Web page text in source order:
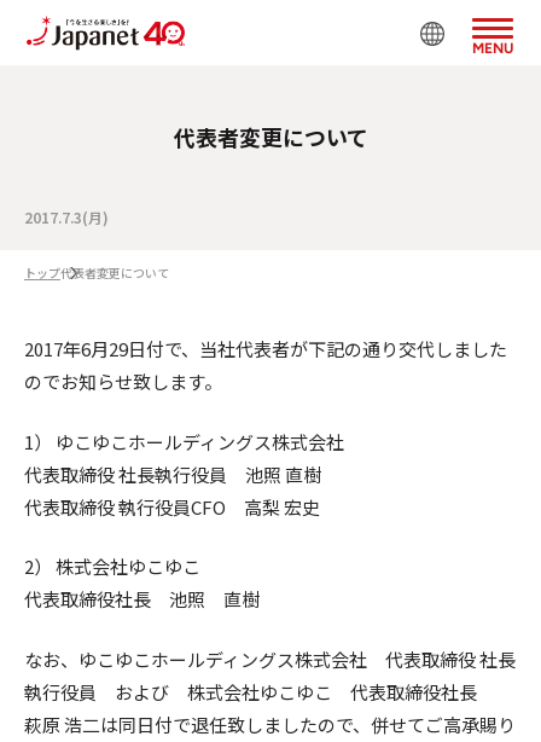
MENU
代表者変更について
2017.7.3(月)
トップ代表者変更について
2017年6月29日付で、当社代表者が下記の通り交代しました
のでお知らせ致します。
1） ゆこゆこホールディングス株式会社
代表取締役 社長執行役員 池照 直樹
代表取締役 執行役員CFO 高梨 宏史
2） 株式会社ゆこゆこ
代表取締役社長 池照 直樹
なお、ゆこゆこホールディングス株式会社 代表取締役 社長
執行役員 および 株式会社ゆこゆこ 代表取締役社長
萩原 浩二は同日付で退任致しましたので、併せてご高承賜り